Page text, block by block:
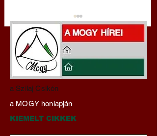
Darai Lajos:
Naplóbölcsességeim
(2025)
a Szilaj Csikón
a MOGY honlapján
KIEMELT CIKKEK